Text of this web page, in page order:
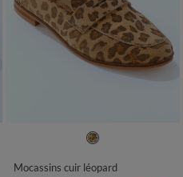
38 39
Mocassins cuir léopard